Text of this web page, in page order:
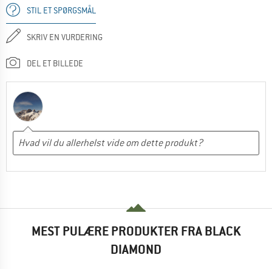
STIL ET SPØRGSMÅL
SKRIV EN VURDERING
DEL ET BILLEDE
MEST PULÆRE PRODUKTER FRA BLACK
DIAMOND